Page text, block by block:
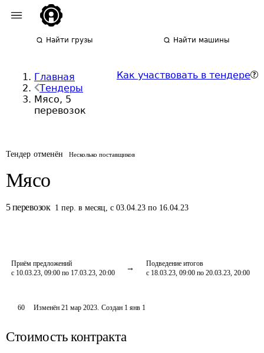
Найти грузы Найти машины
Главная
Тендеры
Мясо, 5
перевозок
Как участвовать в тендере
Тендер отменён Несколько поставщиков
Мясо
5 перевозок 1 пер. в месяц,с 03.04.23 по 16.04.23
Приём предложений
с 10.03.23, 09:00 по 17.03.23, 20:00
Подведение итогов
с 18.03.23, 09:00 по 20.03.23, 20:00
60 Изменён21 мар 2023. Создан 1 янв 1
Стоимость контракта